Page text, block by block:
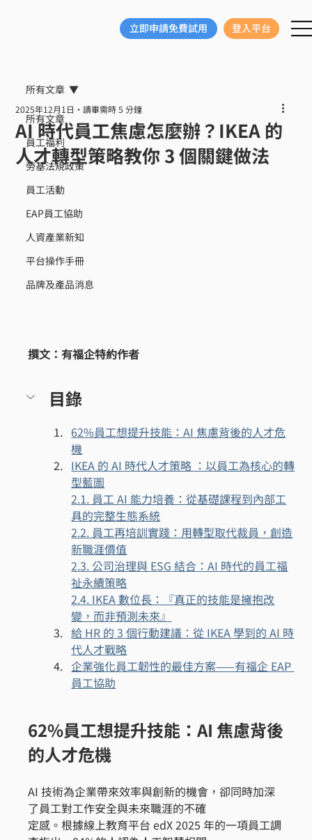
立即申請免費試用 登入平台
所有文章
員工福利
勞基法規政策
員工活動
EAP員工協助
人資產業新知
平台操作手冊
品牌及產品消息
所有文章
AI 時代員工焦慮怎麼辦？IKEA 的
人才轉型策略教你 3 個關鍵做法
2025年12月1日 讀畢需時 5 分鐘
撰文：有福企特約作者
目錄
62%員工想提升技能：AI 焦慮背後的人才危
機
IKEA 的 AI 時代人才策略 ：以員工為核心的轉
型藍圖
2.1. 員工 AI 能力培養：從基礎課程到內部工
具的完整生態系統
2.2. 員工再培訓實踐：用轉型取代裁員，創造
新職涯價值
2.3. 公司治理與 ESG 結合：AI 時代的員工福
祉永續策略
2.4. IKEA 數位長：『真正的技能是擁抱改
變，而非預測未來』
給 HR 的 3 個行動建議：從 IKEA 學到的 AI 時
代人才戰略
企業強化員工韌性的最佳方案——有福企 EAP
員工協助
62%員工想提升技能：AI 焦慮背後
的人才危機
AI 技術為企業帶來效率與創新的機會，卻同時加深
了員工對工作安全與未來職涯的不確
定感。根據線上教育平台 edX 2025 年的一項員工調